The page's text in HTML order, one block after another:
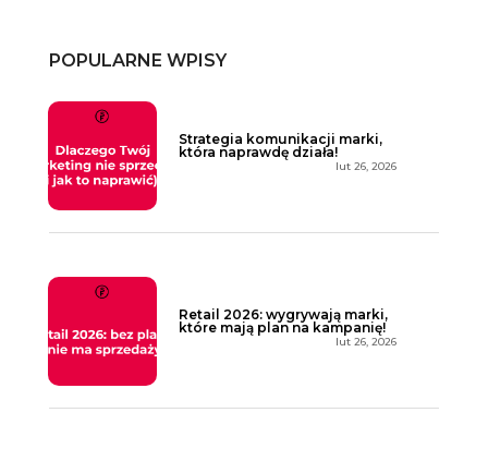
POPULARNE WPISY
Strategia komunikacji marki,
która naprawdę działa!
lut 26, 2026
Retail 2026: wygrywają marki,
które mają plan na kampanię!
lut 26, 2026